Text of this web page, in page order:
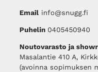
Emailinfo@snugg.fi
Puhelin 0405450940
Noutovarasto ja
Masalantie 410 A,
(avoinna sopimuksen